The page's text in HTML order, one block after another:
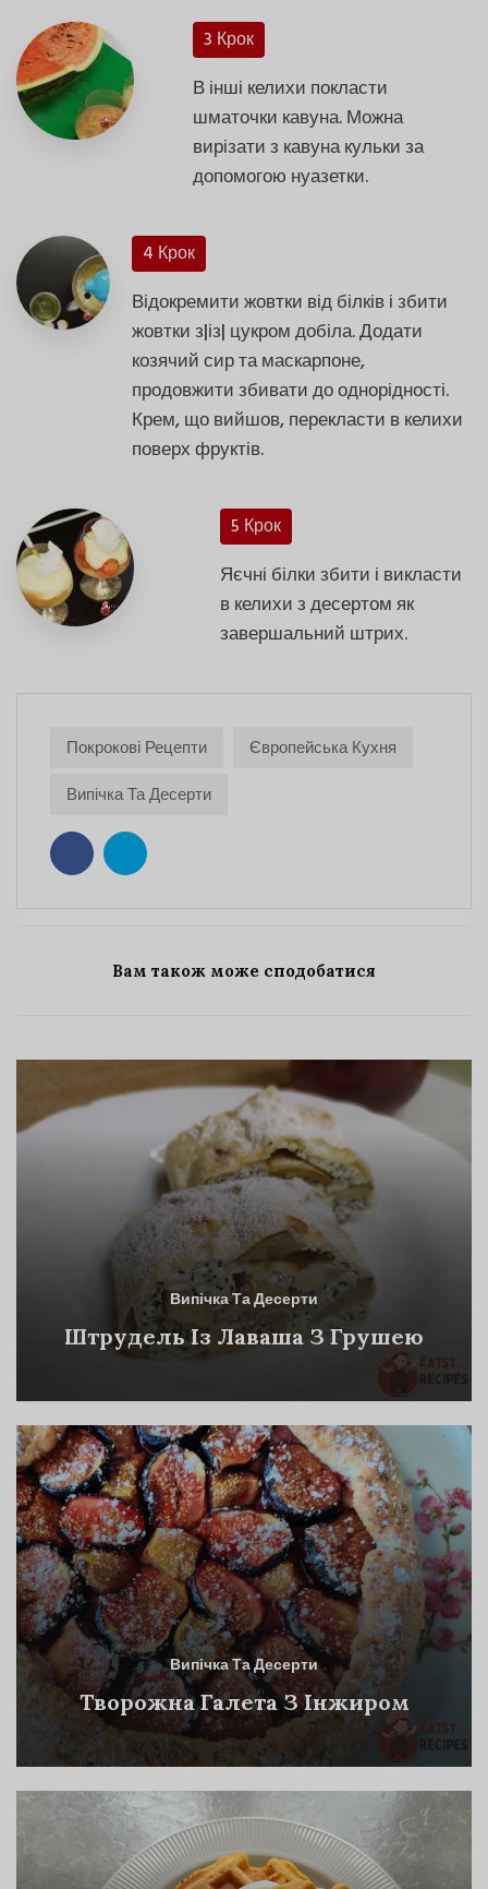
3 Крок
В інші келихи покласти
шматочки кавуна. Можна
вирізати з кавуна кульки за
допомогою нуазетки.
4 Крок
Відокремити жовтки від білків і збити
жовтки з|із| цукром добіла. Додати
козячий сир та маскарпоне,
продовжити збивати до однорідності.
Крем, що вийшов, перекласти в келихи
поверх фруктів.
5 Крок
Яєчні білки збити і викласти
в келихи з десертом як
завершальний штрих.
Покрокові Рецепти
Європейська Кухня
Випічка Та Десерти
Вам також може сподобатися
Випічка Та Десерти
Штрудель Із Лаваша З Грушею
Випічка Та Десерти
Творожна Галета З Інжиром